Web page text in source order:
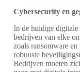
Cybersecurity en
In de huidige digitale
bedrijven van elke
zoals ransomware
robuuste
Bedrijven moeten